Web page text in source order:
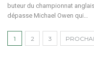
buteur du championnat
dépasse Michael Owen qui…
1 2 3